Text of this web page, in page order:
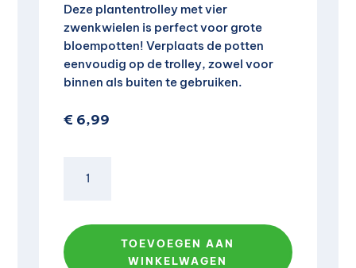
Deze plantentrolley met vier
zwenkwielen is perfect voor grote
bloempotten! Verplaats de potten
eenvoudig op de trolley, zowel voor
binnen als buiten te gebruiken.
€ 6,99
voor
TOEVOEGEN AAN
WINKELWAGEN